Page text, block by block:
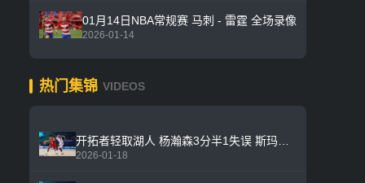
01月14日NBA常规赛 马刺 - 雷霆 全场录像
2026-01-14
热门集锦 VIDEOS
2026-01-18